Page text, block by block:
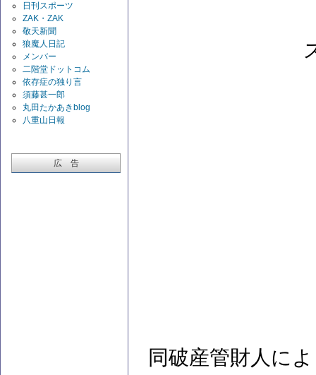
日刊スポーツ
ZAK・ZAK
敬天新聞
狼魔人日記
メンバー
二階堂ドットコム
依存症の独り言
須藤甚一郎
丸田たかあきblog
八重山日報
広 告
同破産管財人に